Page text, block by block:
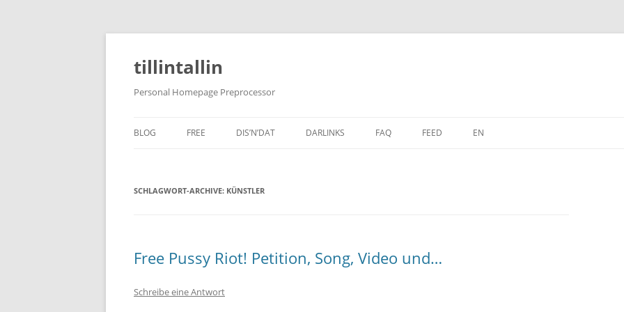
tillintallin
Personal Homepage Preprocessor
Inhalt
BLOG FREE DIS’N’DAT DARLINKS FAQ FEED EN
SCHLAGWORT-ARCHIVE: KÜNSTLER
Free Pussy Riot! Petition, Song, Video und…
Schreibe eine Antwort